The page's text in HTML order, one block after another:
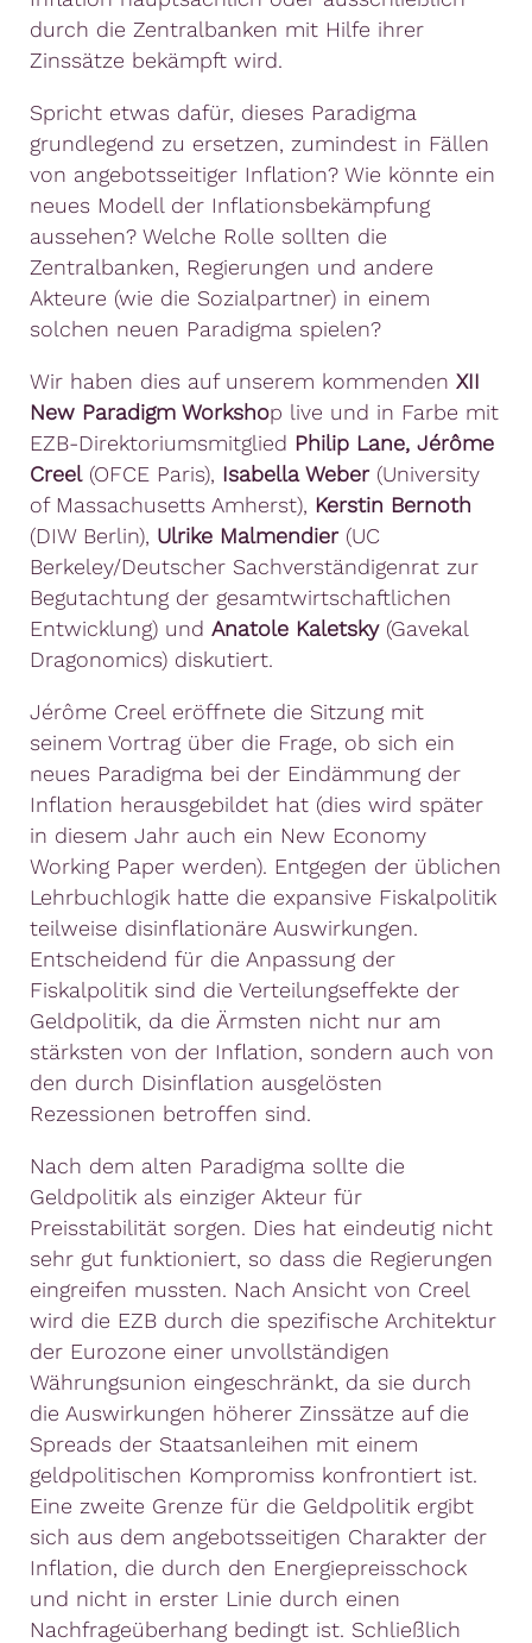
durch die Zentralbanken mit Hilfe ihrer
Zinssätze bekämpft wird.
Spricht etwas dafür, dieses Paradigma
grundlegend zu ersetzen, zumindest in Fällen
von angebotsseitiger Inflation? Wie könnte ein
neues Modell der Inflationsbekämpfung
aussehen? Welche Rolle sollten die
Zentralbanken, Regierungen und andere
Akteure (wie die Sozialpartner) in einem
solchen neuen Paradigma spielen?
Wir haben dies auf unserem kommenden XII
New Paradigm Workshop live und in Farbe mit
EZB-Direktoriumsmitglied Philip Lane, Jérôme
Creel(OFCE Paris), Isabella Weber(University
of Massachusetts Amherst), Kerstin Bernoth
(DIW Berlin), Ulrike Malmendier(UC
Berkeley/Deutscher Sachverständigenrat zur
Begutachtung der gesamtwirtschaftlichen
Entwicklung) und Anatole Kaletsky(Gavekal
Dragonomics) diskutiert.
Jérôme Creel eröffnete die Sitzung mit
seinem Vortrag über die Frage, ob sich ein
neues Paradigma bei der Eindämmung der
Inflation herausgebildet hat (dies wird später
in diesem Jahr auch ein New Economy
Working Paper werden). Entgegen der üblichen
Lehrbuchlogik hatte die expansive Fiskalpolitik
teilweise disinflationäre Auswirkungen.
Entscheidend für die Anpassung der
Fiskalpolitik sind die Verteilungseffekte der
Geldpolitik, da die Ärmsten nicht nur am
stärksten von der Inflation, sondern auch von
den durch Disinflation ausgelösten
Rezessionen betroffen sind.
Nach dem alten Paradigma sollte die
Geldpolitik als einziger Akteur für
Preisstabilität sorgen. Dies hat eindeutig nicht
sehr gut funktioniert, so dass die Regierungen
eingreifen mussten. Nach Ansicht von Creel
wird die EZB durch die spezifische Architektur
der Eurozone einer unvollständigen
Währungsunion eingeschränkt, da sie durch
die Auswirkungen höherer Zinssätze auf die
Spreads der Staatsanleihen mit einem
geldpolitischen Kompromiss konfrontiert ist.
Eine zweite Grenze für die Geldpolitik ergibt
sich aus dem angebotsseitigen Charakter der
Inflation, die durch den Energiepreisschock
und nicht in erster Linie durch einen
Nachfrageüberhang bedingt ist. Schließlich